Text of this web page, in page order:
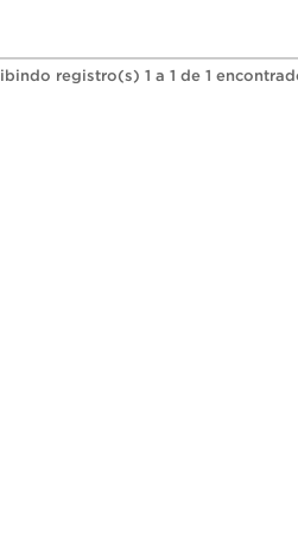
registro(s) 1 a 1 de 1